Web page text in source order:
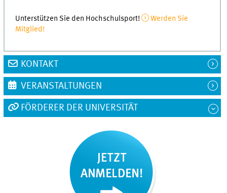
Unterstützen Sie den Hochschulsport!
Werden Sie
Mitglied!
KONTAKT
VERANSTALTUNGEN
FÖRDERER DER UNIVERSITÄT